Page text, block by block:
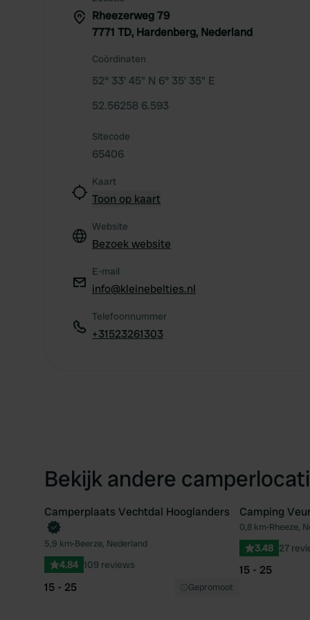
Rheezerweg 79
7771 TD, Hardenberg, Nederland
Coördinaten
52° 33' 45" N 6° 35' 35" E
52.56258 6.593
Sitecode
65406
Kaart
Toon op kaart
Website
Bezoek website
E-mail
info@kleinebelties.nl
Telefoonnummer
+31523261303
Bekijk andere
Favoriet
Camperplaats Vechtdal Hooglanders
5,9 km•Beerze, Nederland
4.84 109 reviews
15 - 25 Gepromoot
Camping
0,8 km•Rheeze,
3.48 27
15 - 25